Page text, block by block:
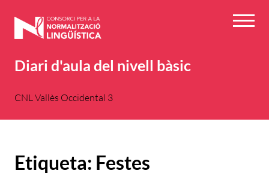
Diari d'aula del nivell bàsic
CNL Vallès Occidental 3
Etiqueta: Festes